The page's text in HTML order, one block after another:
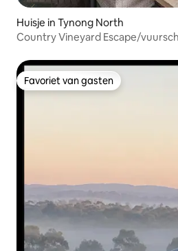
Huisje in Tynong North
Country Vineyard Escape/
Favoriet van gasten
Favoriet van gasten